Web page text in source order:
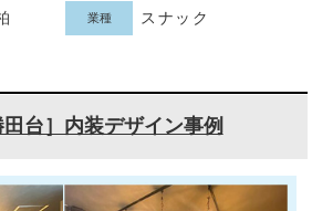
業種 スナック
台］内装デザイン事例